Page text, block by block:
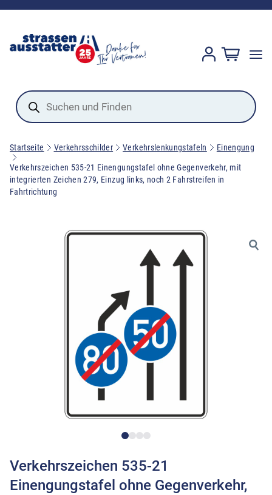
Products
search
Startseite Verkehrsschilder Verkehrslenkungstafeln Einengung
Verkehrszeichen 535-21 Einengungstafel ohne Gegenverkehr, mit
integrierten Zeichen 279, Einzug links, noch 2 Fahrstreifen in
Fahrtrichtung
Verkehrszeichen 535-21
Einengungstafel ohne Gegenverkehr,